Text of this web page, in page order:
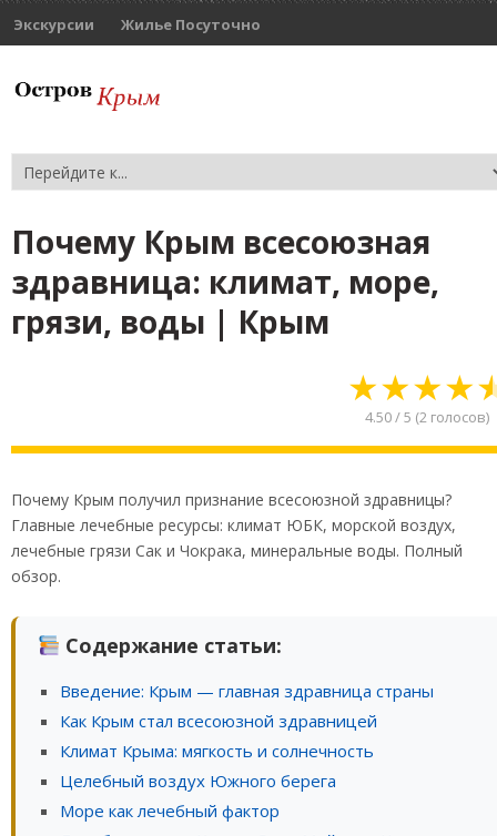
Экскурсии Жилье Посуточно
Почему Крым всесоюзная
здравница: климат, море,
грязи, воды | Крым
★★★★
4.50/5 (2 голосов)
Почему Крым получил признание всесоюзной здравницы?
Главные лечебные ресурсы: климат ЮБК, морской воздух,
лечебные грязи Сак и Чокрака, минеральные воды. Полный
обзор.
Содержание статьи:
Введение: Крым — главная здравница страны
Как Крым стал всесоюзной здравницей
Климат Крыма: мягкость и солнечность
Целебный воздух Южного берега
Море как лечебный фактор